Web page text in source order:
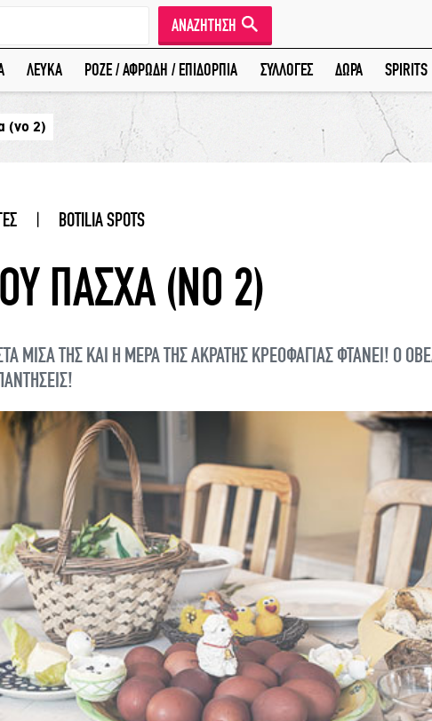
ΑΝΑΖΗΤΗΣΗ
ΛΕΥΚΑ ΡΟΖΕ / ΑΦΡΩΔΗ / ΕΠΙΔΟΡΠΙΑ ΣΥΛΛΟΓΕΣ ΔΩΡΑ SPIRITS
(νο 2)
| BOTILIA SPOTS
ΠΑΣΧΑ (ΝΟ 2)
ΜΙΣΑ ΤΗΣ ΚΑΙ Η ΜΕΡΑ ΤΗΣ ΑΚΡΑΤΗΣ ΚΡΕΟΦΑΓΙΑΣ ΦΤΑΝΕΙ! Ο